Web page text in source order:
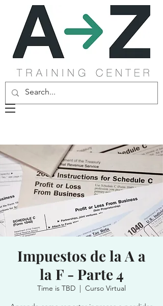
Impuestos de la A a
la F - Parte 4
Time is TBD
  |
Curso Virtual